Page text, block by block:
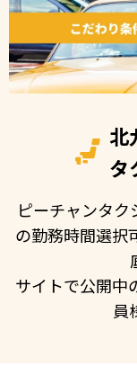
北
タ
ピーチャンタク
の勤務時間選択
サイトで公開中
員